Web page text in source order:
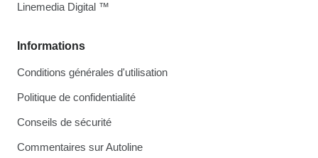
Informations
Conditions générales d'utilisation
Politique de confidentialité
Conseils de sécurité
Commentaires sur Autoline
Linemedia Digital ™